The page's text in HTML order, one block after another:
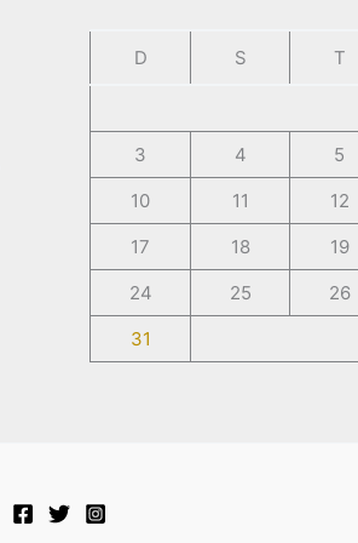
D S T
3
4 5
10
11 12
17
18 19
24
25 26
31